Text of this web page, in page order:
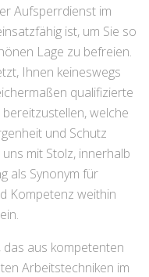
Aufsperrdienst im
ist, um Sie so
Lage zu befreien.
Ihnen keineswegs
qualifizierte
welche
und Schutz
mit Stolz, innerhalb
als Synonym für
Kompetenz weithin
das aus kompetenten
Arbeitstechniken im